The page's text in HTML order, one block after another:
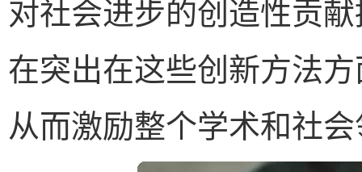
对社会进步的创造性贡
在突出在这些创新方法
从而激励整个学术和社